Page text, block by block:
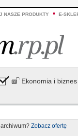
NASZE PRODUKTY E-
Ekonomia i biznes
Zobacz ofertę